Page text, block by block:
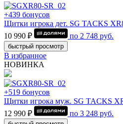
+439 бонусов
Щитки игрока дет. SG TACKS
10 990 ₽
по 2 748 руб.
быстрый просмотр
В избранное
НОВИНКА
+519 бонусов
Щитки игрока муж. SG TACKS
12 990 ₽
по 3 248 руб.